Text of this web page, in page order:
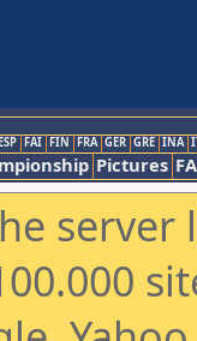
FAI FIN FRA GER GRE INA
Pictures